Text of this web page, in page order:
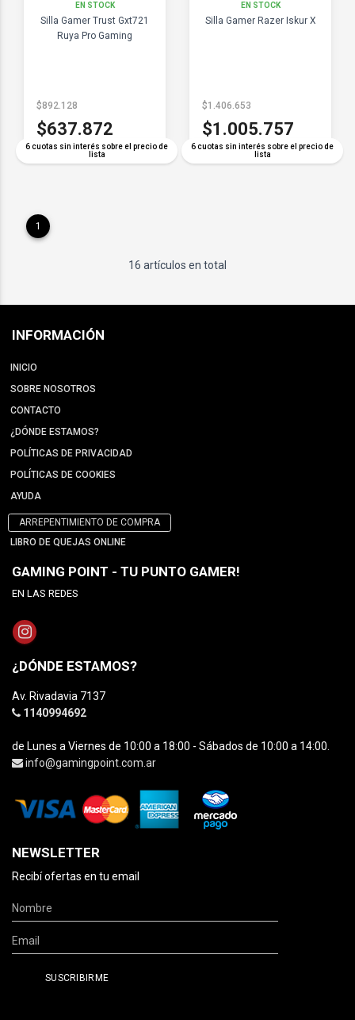
EN STOCK
Silla Gamer Trust Gxt721
Ruya Pro Gaming
6 cuotas sin interés sobre el precio de
lista
$892.128
$637.872
EN STOCK
Silla Gamer Razer Iskur X
6 cuotas sin interés sobre el precio de
lista
$1.406.653
$1.005.757
1
16 artículos en total
INFORMACIÓN
INICIO
SOBRE NOSOTROS
CONTACTO
¿DÓNDE ESTAMOS?
POLÍTICAS DE PRIVACIDAD
POLÍTICAS DE COOKIES
AYUDA
ARREPENTIMIENTO DE COMPRA
LIBRO DE QUEJAS ONLINE
GAMING POINT - TU PUNTO GAMER!
EN LAS REDES
¿DÓNDE ESTAMOS?
Av. Rivadavia 7137
1140994692
de Lunes a Viernes de 10:00 a 18:00 - Sábados de 10:00 a 14:00.
info@gamingpoint.com.ar
NEWSLETTER
Recibí ofertas en tu email